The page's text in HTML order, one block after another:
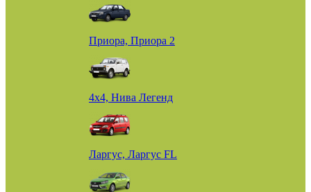
Приора, Приора 2
4х4, Нива Легенд
Ларгус, Ларгус FL